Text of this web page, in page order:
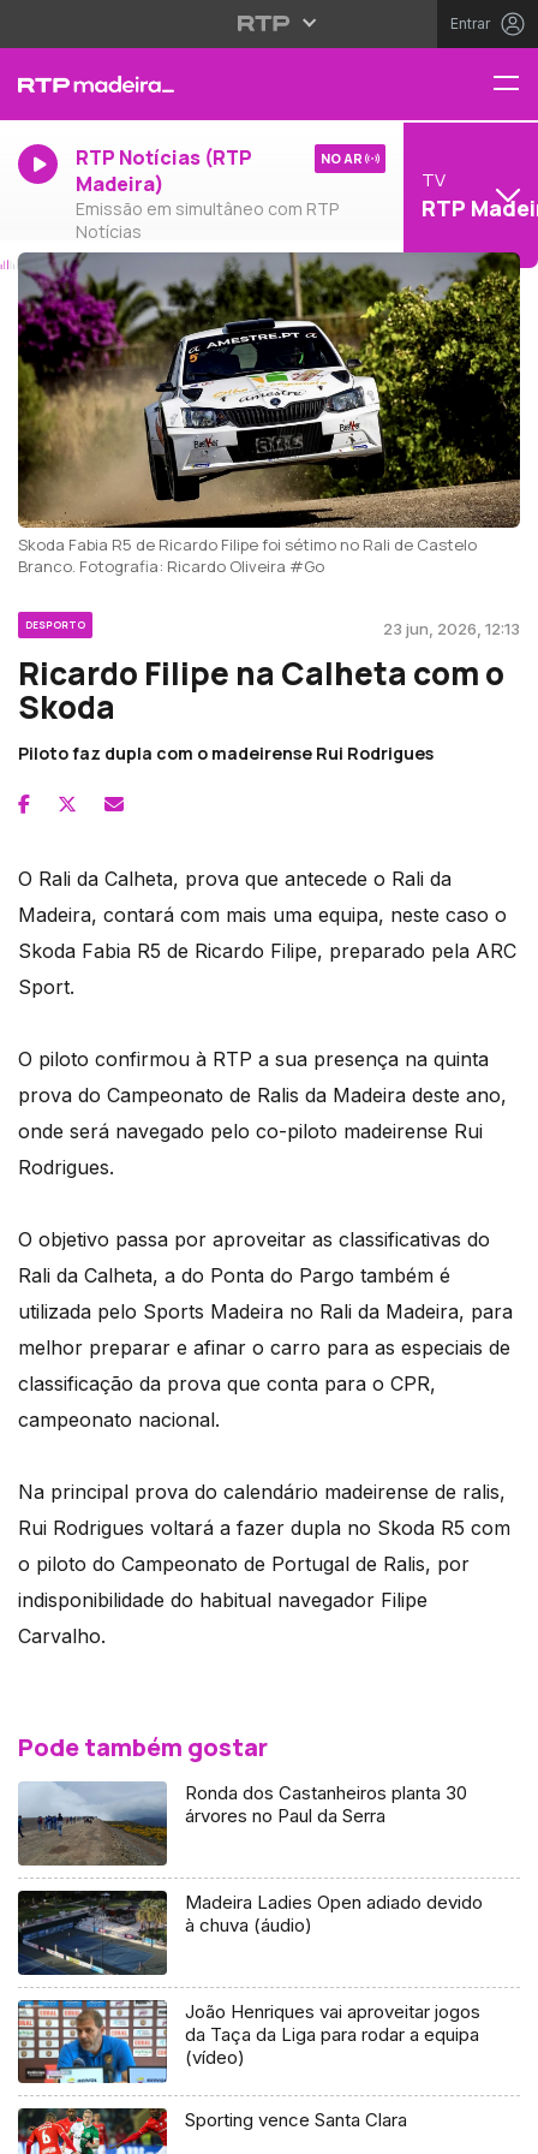
Entrar
RTP Notícias (RTP
Madeira)
Emissão em simultâneo com RTP
Notícias
NO AR
TV
RTP
Skoda Fabia R5 de Ricardo Filipe foi sétimo no Rali de Castelo
Branco. Fotografia: Ricardo Oliveira #Go
DESPORTO 23 jun, 2026, 12:13
Ricardo Filipe na Calheta com o
Skoda
Piloto faz dupla com o madeirense Rui Rodrigues
O Rali da Calheta, prova que antecede o Rali da
Madeira, contará com mais uma equipa, neste caso o
Skoda Fabia R5 de Ricardo Filipe, preparado pela ARC
Sport.
O piloto confirmou à RTP a sua presença na quinta
prova do Campeonato de Ralis da Madeira deste ano,
onde será navegado pelo co-piloto madeirense Rui
Rodrigues.
O objetivo passa por aproveitar as classificativas do
Rali da Calheta, a do Ponta do Pargo também é
utilizada pelo Sports Madeira no Rali da Madeira, para
melhor preparar e afinar o carro para as especiais de
classificação da prova que conta para o CPR,
campeonato nacional.
Na principal prova do calendário madeirense de ralis,
Rui Rodrigues voltará a fazer dupla no Skoda R5 com
o piloto do Campeonato de Portugal de Ralis, por
indisponibilidade do habitual navegador Filipe
Carvalho.
Pode também gostar
Ronda dos Castanheiros planta 30
árvores no Paul da Serra
Madeira Ladies Open adiado devido
à chuva (áudio)
João Henriques vai aproveitar jogos
da Taça da Liga para rodar a equipa
(vídeo)
Sporting vence Santa Clara